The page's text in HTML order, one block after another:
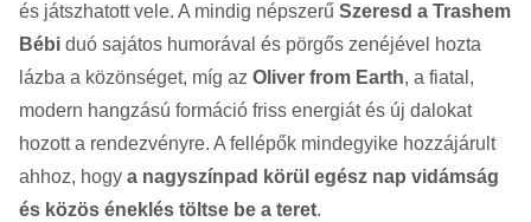
és játszhatott vele. A mindig népszerű Szeresd a Trashem
Bébi duó sajátos humorával és pörgős zenéjével hozta
lázba a közönséget, míg az Oliver from Earth, a fiatal,
modern hangzású formáció friss energiát és új dalokat
hozott a rendezvényre. A fellépők mindegyike hozzájárult
ahhoz, hogy a nagyszínpad körül egész nap vidámság
és közös éneklés töltse be a teret.